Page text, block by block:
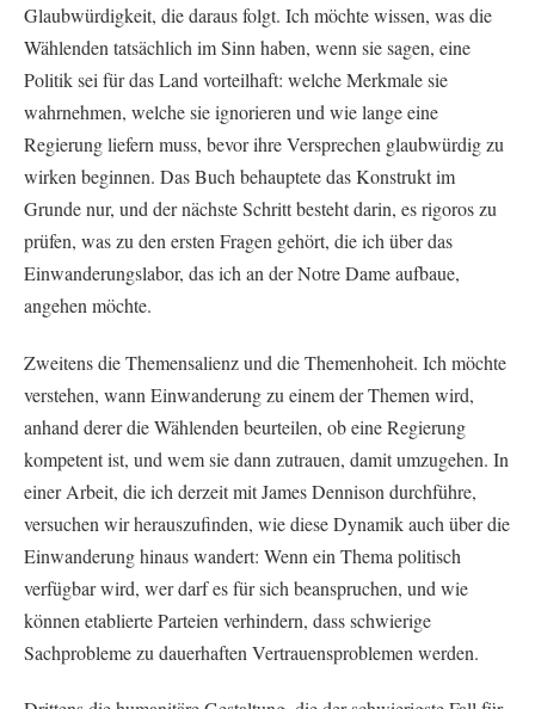
Glaubwürdigkeit, die daraus folgt. Ich möchte wissen, was die
Wählenden tatsächlich im Sinn haben, wenn sie sagen, eine
Politik sei für das Land vorteilhaft: welche Merkmale sie
wahrnehmen, welche sie ignorieren und wie lange eine
Regierung liefern muss, bevor ihre Versprechen glaubwürdig zu
wirken beginnen. Das Buch behauptete das Konstrukt im
Grunde nur, und der nächste Schritt besteht darin, es rigoros zu
prüfen, was zu den ersten Fragen gehört, die ich über das
Einwanderungslabor, das ich an der Notre Dame aufbaue,
angehen möchte.
Zweitens die Themensalienz und die Themenhoheit. Ich möchte
verstehen, wann Einwanderung zu einem der Themen wird,
anhand derer die Wählenden beurteilen, ob eine Regierung
kompetent ist, und wem sie dann zutrauen, damit umzugehen. In
einer Arbeit, die ich derzeit mit James Dennison durchführe,
versuchen wir herauszufinden, wie diese Dynamik auch über die
Einwanderung hinaus wandert: Wenn ein Thema politisch
verfügbar wird, wer darf es für sich beanspruchen, und wie
können etablierte Parteien verhindern, dass schwierige
Sachprobleme zu dauerhaften Vertrauensproblemen werden.